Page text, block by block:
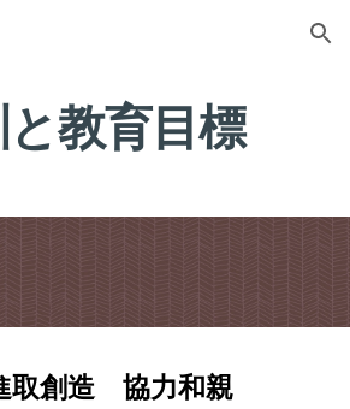
Skip to navigation
教育目標
取創造 協力和親